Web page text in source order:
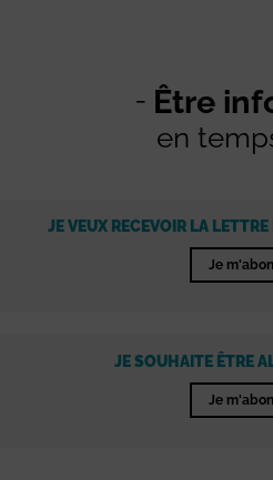
Être
en
JE VEUX RECEVOIR LA
Je
JE SOUHAITE ÊTRE
Je